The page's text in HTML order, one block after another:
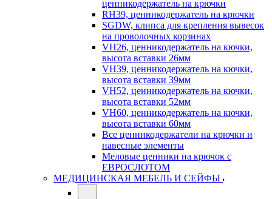
ценникодержатель на крючки
RH39, ценникодержатель на крючки
SGDW, клипса для крепления вывесок
на проволочных корзинах
VH26, ценникодержатель на кючки,
высота вставки 26мм
VH39, ценникодержатель на кючки,
высота вставки 39мм
VH52, ценникодержатель на кючки,
высота вставки 52мм
VH60, ценникодержатель на кючки,
высота вставки 60мм
Все ценникодержатели на крючки и
навесные элементы
Меловые ценники на крючок с
ЕВРОСЛОТОМ
МЕДИЦИНСКАЯ МЕБЕЛЬ И СЕЙФЫ